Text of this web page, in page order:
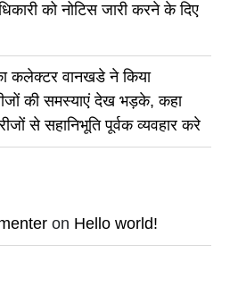
को नोटिस जारी करने के दिए
कलेक्टर वानखडे ने किया
की समस्याएं देख भड़के, कहा
से सहानिभूति पूर्वक व्यवहार करे
on Hello world!